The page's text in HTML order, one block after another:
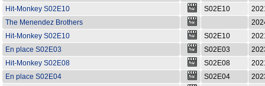
Hit-Monkey S02E10
S02E10
The Menendez Brothers
Hit-Monkey S02E10
S02E10
En place S02E03
S02E03
Hit-Monkey S02E08
S02E08
En place S02E04
S02E04